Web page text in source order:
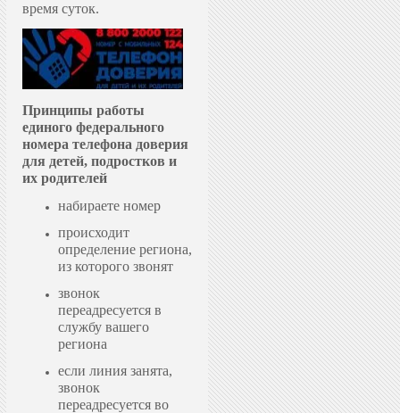
время суток.
Принципы работы
единого федерального
номера телефона доверия
для детей, подростков и
их родителей
набираете номер
происходит
определение региона,
из которого звонят
звонок
переадресуется в
службу вашего
региона
если линия занята,
звонок
переадресуется во